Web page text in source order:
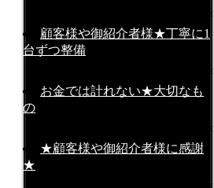
2026-06-18 at 08:08AM
顧客様や御紹介者様★丁寧に1
台ずつ整備
2026-06-15 at 09:09AM
お金では計れない★大切なも
の
2026-06-07 at 10:10AM
★顧客様や御紹介者様に感謝
★
2026-05-24 at 17:17PM